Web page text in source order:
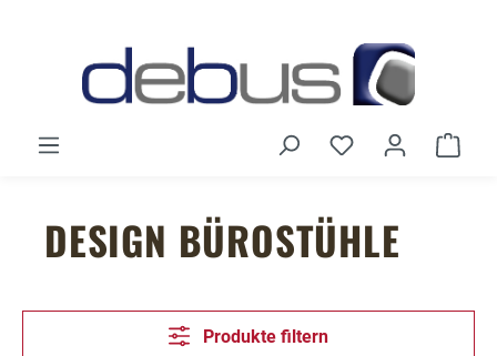
Du hast 0
DESIGN BÜROSTÜHLE
Produkte filtern